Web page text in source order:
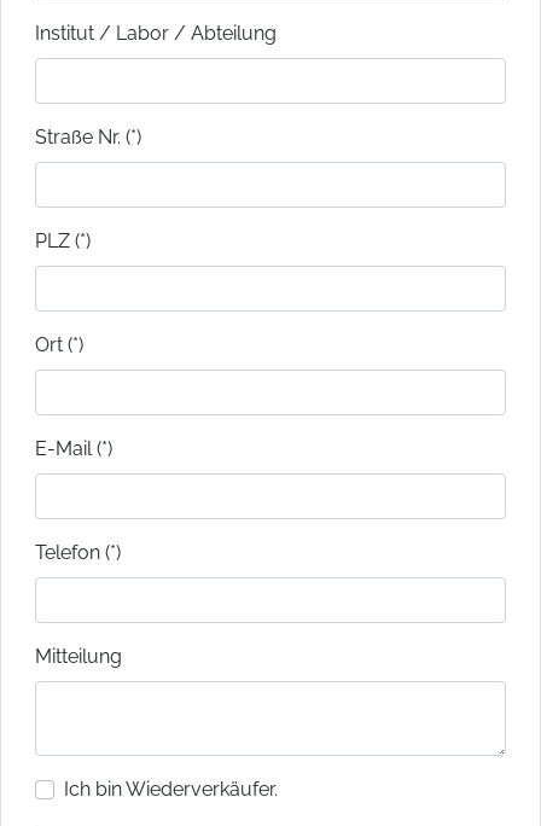
Institut / Labor / Abteilung
Straße Nr. (*)
PLZ (*)
Ort (*)
E-Mail (*)
Telefon (*)
Mitteilung
Ich bin Wiederverkäufer.